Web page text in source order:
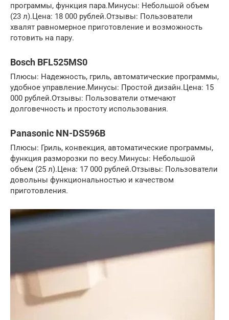
программы, функция пара.Минусы: Небольшой объем
(23 л).Цена: 18 000 рублей.Отзывы: Пользователи
хвалят равномерное приготовление и возможность
готовить на пару.
Bosch BFL525MS0
Плюсы: Надежность, гриль, автоматические программы,
удобное управление.Минусы: Простой дизайн.Цена: 15
000 рублей.Отзывы: Пользователи отмечают
долговечность и простоту использования.
Panasonic NN-DS596B
Плюсы: Гриль, конвекция, автоматические программы,
функция разморозки по весу.Минусы: Небольшой
объем (25 л).Цена: 17 000 рублей.Отзывы: Пользователи
довольны функциональностью и качеством
приготовления.